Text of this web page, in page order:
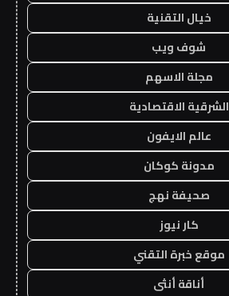
خيال التقنية
شوف ويب
مجلة الاسهم
الشرقية الاقتصادية
عالم الايفون
مدونة كوكان
صحيفة نهج
كار نيوز
موقع خبرة التقني
أناقة أنثى